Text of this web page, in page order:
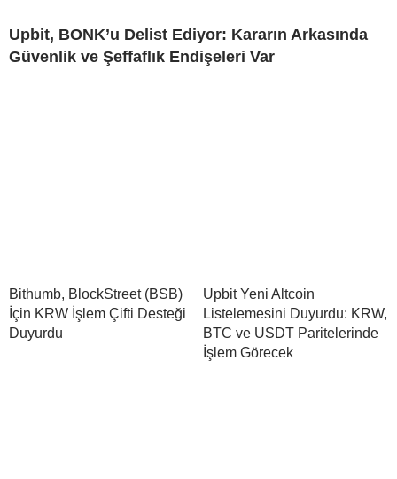
Upbit, BONK’u Delist Ediyor: Kararın Arkasında
Güvenlik ve Şeffaflık Endişeleri Var
Bithumb, BlockStreet (BSB)
İçin KRW İşlem Çifti Desteği
Duyurdu
Upbit Yeni Altcoin
Listelemesini Duyurdu: KRW,
BTC ve USDT Paritelerinde
İşlem Görecek